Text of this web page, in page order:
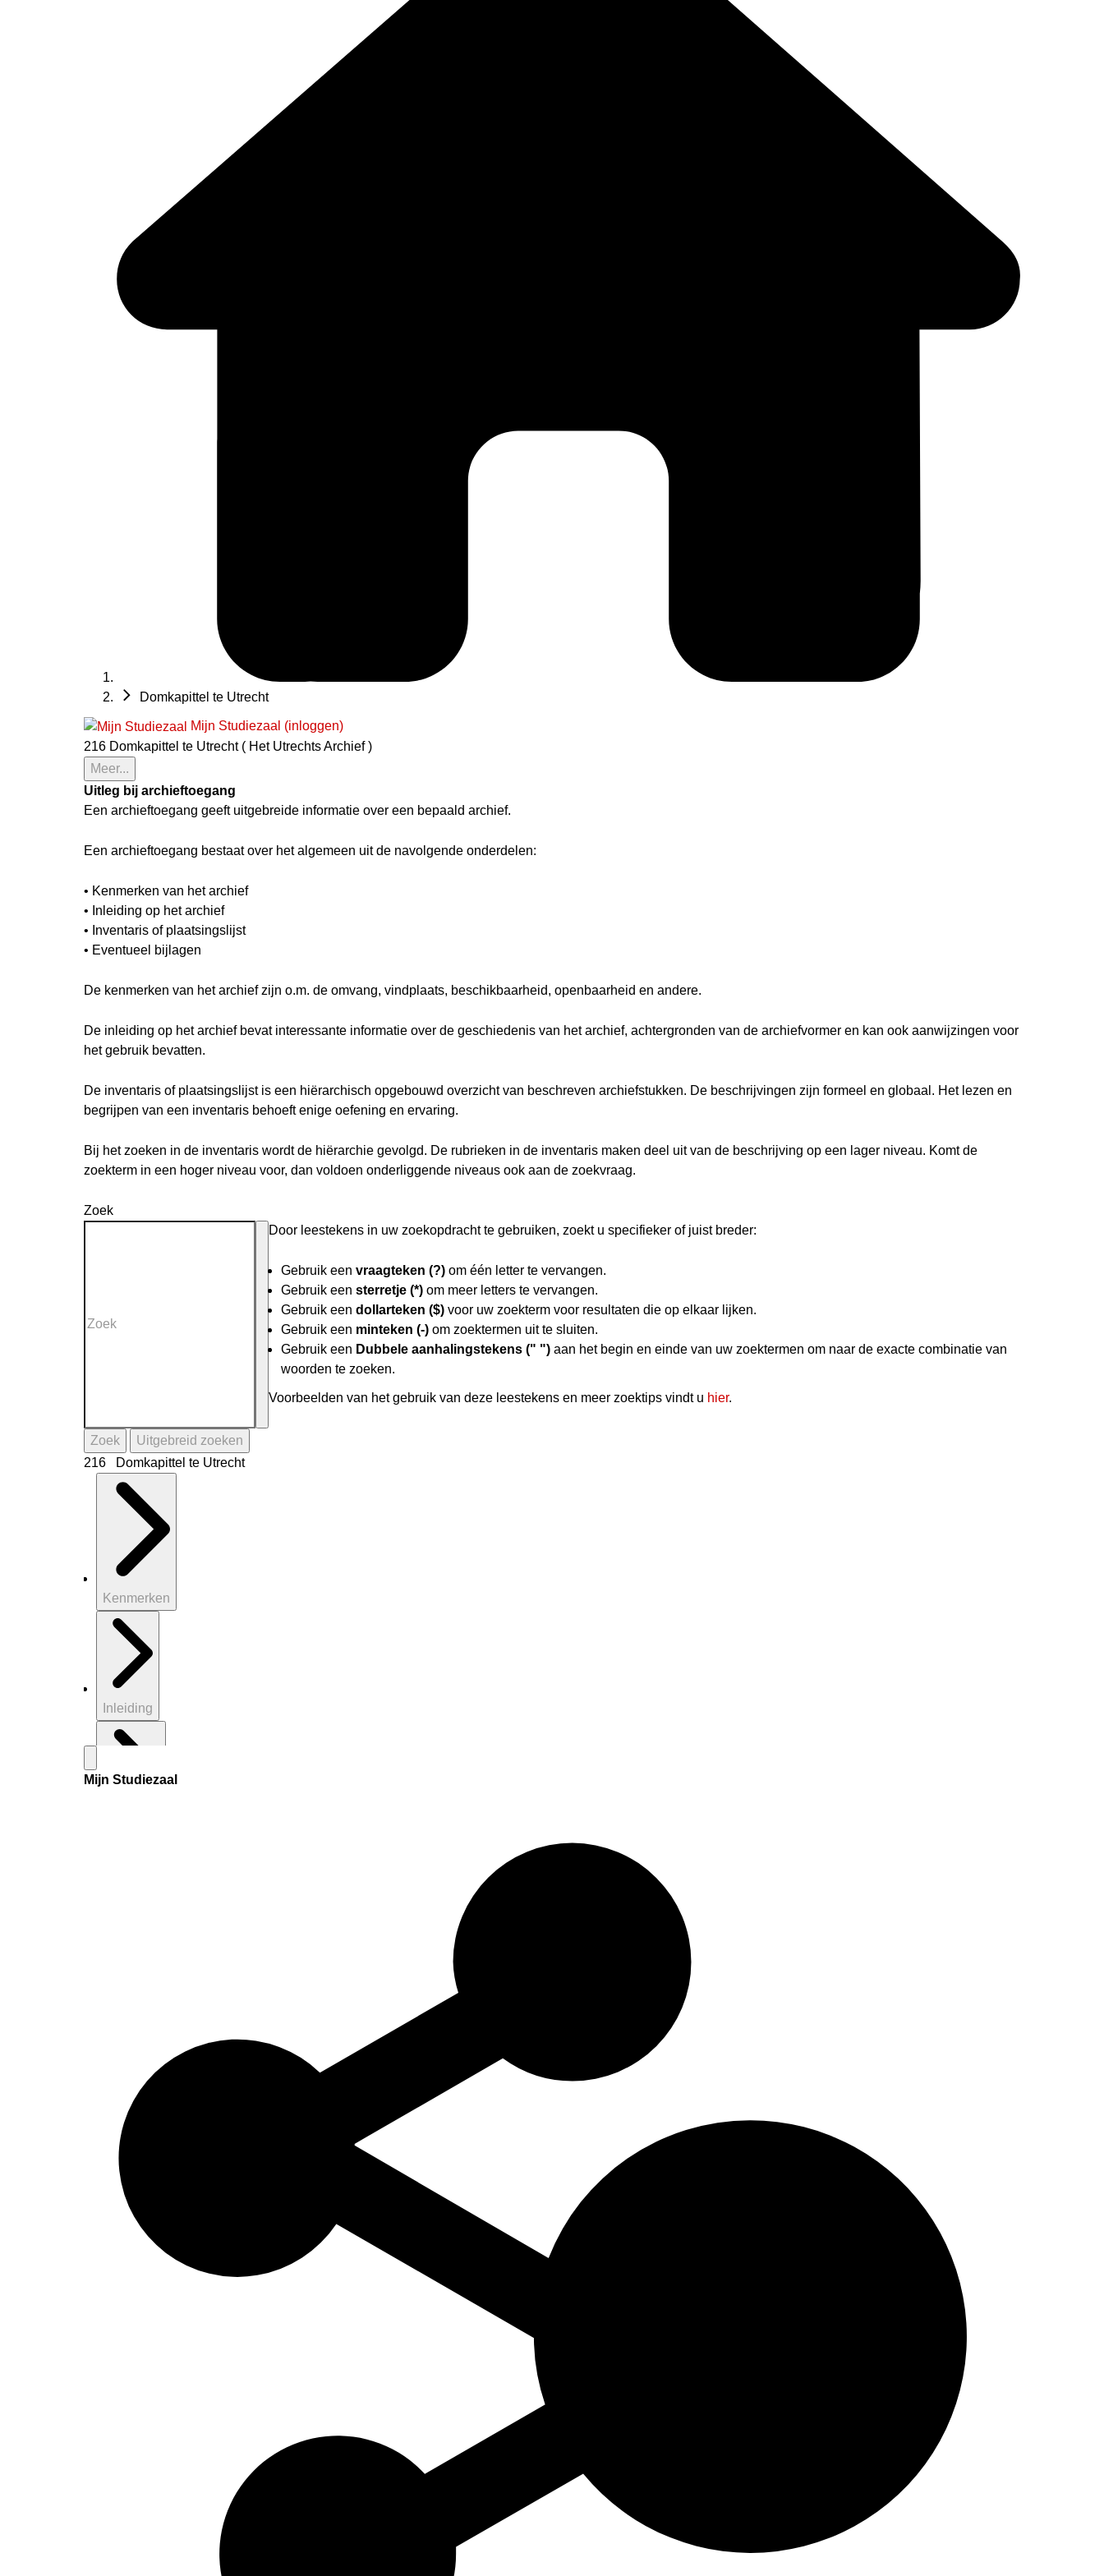
Domkapittel te Utrecht
Mijn Studiezaal (inloggen)
216 Domkapittel te Utrecht ( Het Utrechts Archief )
Meer...
Uitleg bij archieftoegang
Een archieftoegang geeft uitgebreide informatie over een bepaald archief.
Een archieftoegang bestaat over het algemeen uit de navolgende onderdelen:
• Kenmerken van het archief
• Inleiding op het archief
• Inventaris of plaatsingslijst
• Eventueel bijlagen
De kenmerken van het archief zijn o.m. de omvang, vindplaats, beschikbaarheid, openbaarheid en andere.
De inleiding op het archief bevat interessante informatie over de geschiedenis van het archief, achtergronden van de archiefvormer en kan ook aanwijzingen voor
het gebruik bevatten.
De inventaris of plaatsingslijst is een hiërarchisch opgebouwd overzicht van beschreven archiefstukken. De beschrijvingen zijn formeel en globaal. Het lezen en
begrijpen van een inventaris behoeft enige oefening en ervaring.
Bij het zoeken in de inventaris wordt de hiërarchie gevolgd. De rubrieken in de inventaris maken deel uit van de beschrijving op een lager niveau. Komt de
zoekterm in een hoger niveau voor, dan voldoen onderliggende niveaus ook aan de zoekvraag.
Zoek
Door leestekens in uw zoekopdracht te gebruiken, zoekt u specifieker of juist breder:
Gebruik een vraagteken (?) om één letter te vervangen.
Gebruik een sterretje (*) om meer letters te vervangen.
Gebruik een dollarteken ($) voor uw zoekterm voor resultaten die op elkaar lijken.
Gebruik een minteken (-) om zoektermen uit te sluiten.
Gebruik een Dubbele aanhalingstekens (" ") aan het begin en einde van uw zoektermen om naar de exacte combinatie van
woorden te zoeken.
Voorbeelden van het gebruik van deze leestekens en meer zoektips vindt u hier.
Zoek
Uitgebreid zoeken
216 Domkapittel te Utrecht
Kenmerken
Inleiding
Mijn Studiezaal